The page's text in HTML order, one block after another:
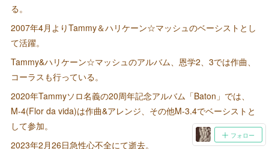
る。
2007年4月よりTammy＆ハリケーン☆マッシュのベーシストとし
て活躍。
Tammy&ハリケーン☆マッシュのアルバム、恩学2、3では作曲、
コーラスも行っている。
2020年Tammyソロ名義の20周年記念アルバム「Baton」では、
M-4(Flor da vida)は作曲&アレンジ、その他M-3.4でベーシストと
して参加。
2023年2月26日急性心不全にて逝去。
フォロー